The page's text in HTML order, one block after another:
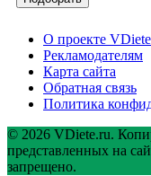
О проекте
Рекламодателям
Карта сайта
Обратная связь
Политика
© 2026 VDiete.ru.
представленных на
запрещено.